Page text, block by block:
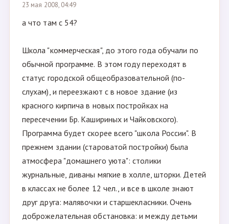
23 мая 2008, 04:49
а что там с 54?
Школа "коммерческая", до этого года обучали по
обычной программе. В этом году переходят в
статус городской общеобразовательной (по-
слухам), и переезжают с в новое здание (из
красного кирпича в новых постройках на
пересечении Бр. Кашириных и Чайковского).
Программа будет скорее всего "школа России". В
прежнем здании (староватой постройки) была
атмосфера "домашнего уюта": столики
журнальные, диваны мягкие в холле, шторки. Детей
в классах не более 12 чел., и все в школе знают
друг друга: малявочки и старшекласники. Очень
доброжелательная обстановка: и между детьми